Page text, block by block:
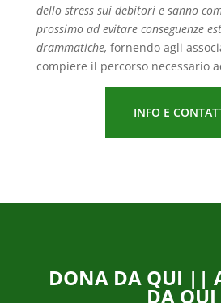
dello stress sui debitori e sanno
prossimo ad evitare conseguenze
drammatiche, fornendo agli
compiere il percorso necessario
INFO E
DONA DA QUI ||
DA QUI